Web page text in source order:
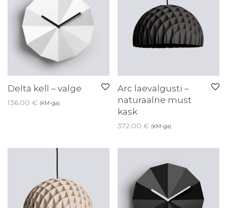
Delta kell – valge
136.00 € (KM-ga)
Arc laevalgusti –
naturaalne must
kask
372.00 € (KM-ga)